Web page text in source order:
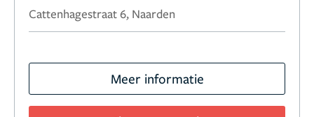
Cattenhagestraat 6, Naarden
Meer informatie